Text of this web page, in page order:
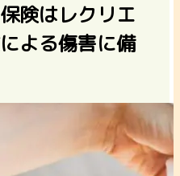
険はレクリエ
よる傷害に備